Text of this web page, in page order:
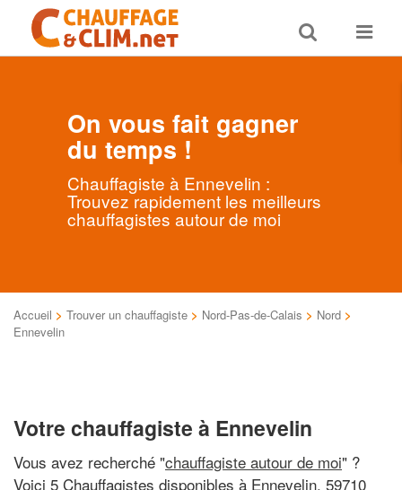
Toggle
search
Toggle
On vous fait gagner
du temps !
Chauffagiste à Ennevelin :
Trouvez rapidement les meilleurs
chauffagistes autour de moi
Accueil > Trouver un chauffagiste > Nord-Pas-de-Calais > Nord >
Ennevelin
Votre chauffagiste à Ennevelin
Vous avez recherché "chauffagiste autour de moi" ?
Voici 5 Chauffagistes disponibles à Ennevelin, 59710